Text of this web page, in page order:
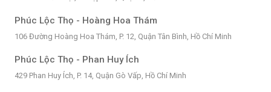
Phúc Lộc Thọ - Hoàng Hoa Thám
106 Đường Hoàng Hoa Thám, P. 12, Quận Tân Bình, Hồ Chí Minh
Phúc Lộc Thọ - Phan Huy Ích
429 Phan Huy Ích, P. 14, Quận Gò Vấp, Hồ Chí Minh